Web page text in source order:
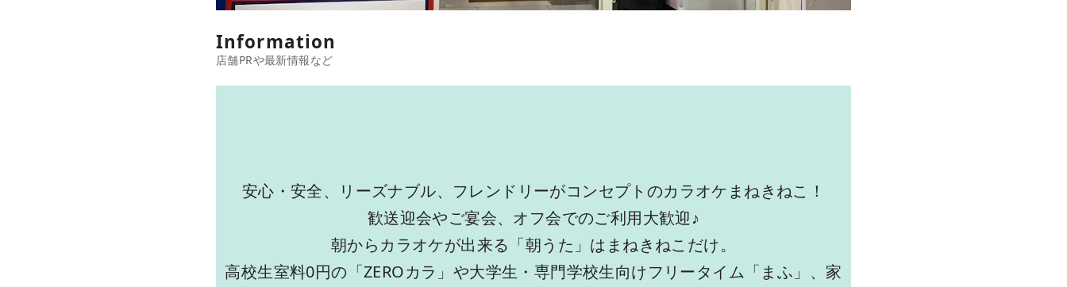
Information
安心・安全、リーズナブル、フレンドリーがコンセプトのカラオケまねきねこ！
歓送迎会やご宴会、オフ会でのご利用大歓迎♪
朝からカラオケが出来る「朝うた」はまねきねこだけ。
高校生室料0円の「ZEROカラ」や大学生・専門学校生向けフリータイム「まふ」、家